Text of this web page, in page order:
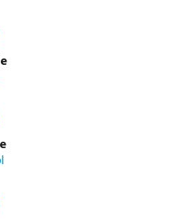
la quantité souhaitée ou